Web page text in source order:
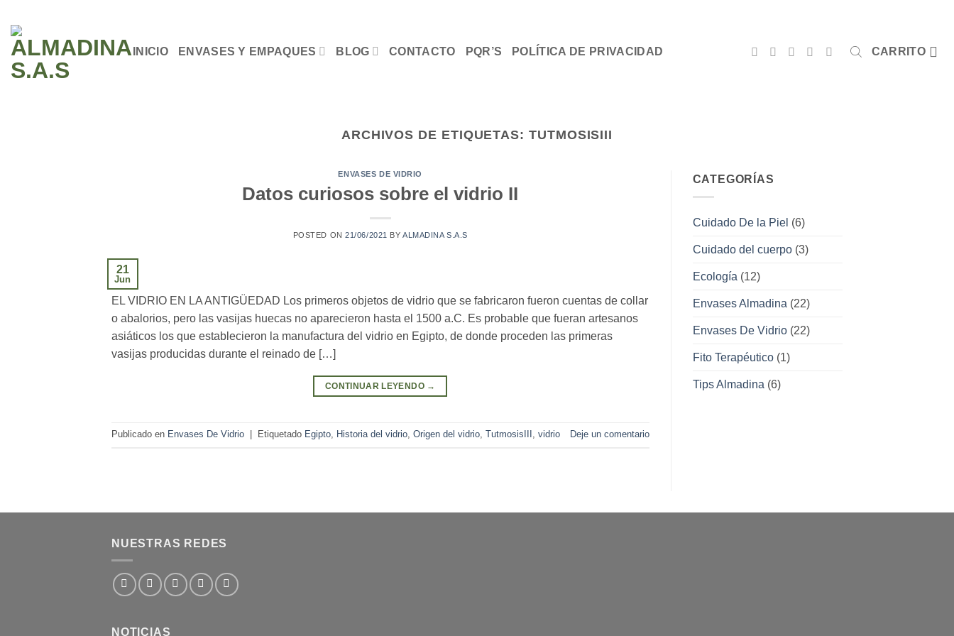
contenido
INICIO ENVASES Y EMPAQUES BLOG CONTACTO PQR’S POLÍTICA DE PRIVACIDAD CARRITO
ARCHIVOS DE ETIQUETAS:TUTMOSISIII
ENVASES DE VIDRIO
Datos curiosos sobre el vidrio II
POSTED ON21/06/2021 BYALMADINA S.A.S
21
Jun
EL VIDRIO EN LA ANTIGÜEDAD Los primeros objetos de vidrio que se fabricaron fueron cuentas de collar
o abalorios, pero las vasijas huecas no aparecieron hasta el 1500 a.C. Es probable que fueran artesanos
asiáticos los que establecieron la manufactura del vidrio en Egipto, de donde proceden las primeras
vasijas producidas durante el reinado de […]
CONTINUAR LEYENDO →
Publicado en Envases De Vidrio Etiquetado Egipto, Historia del vidrio, Origen del vidrio, TutmosisIII , vidrio Deje un comentario
CATEGORÍAS
Cuidado De la Piel (6)
Cuidado del cuerpo(3)
Ecología (12)
Envases Almadina (22)
Envases De Vidrio(22)
Fito Terapéutico(1)
Tips Almadina (6)
NUESTRAS REDES
NOTICIAS